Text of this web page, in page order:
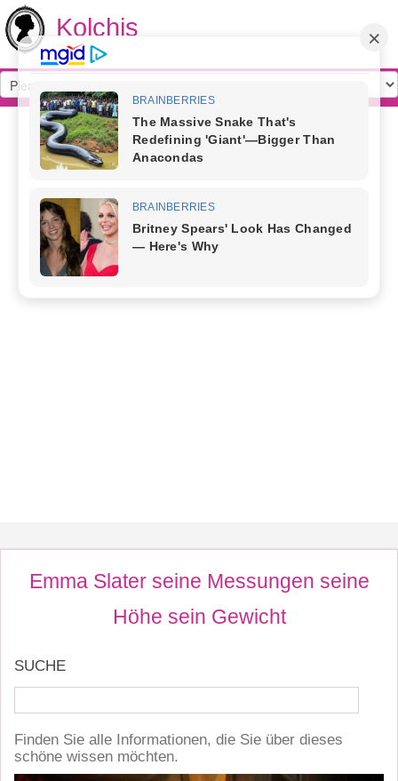
Kolchis
Emma Slater seine Messungen seine
Höhe sein Gewicht
SUCHE
Finden Sie alle Informationen, die Sie über dieses
schöne wissen möchten.